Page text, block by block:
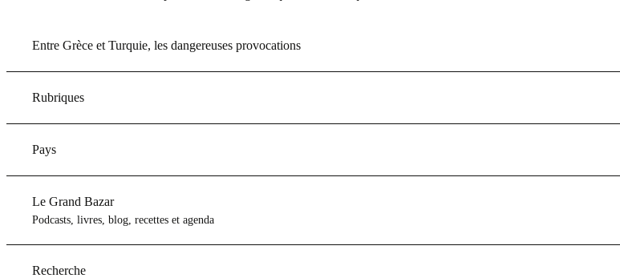
Entre Grèce et Turquie, les dangereuses provocations
Rubriques
Pays
Le Grand Bazar
Podcasts, livres, blog, recettes et agenda
Recherche